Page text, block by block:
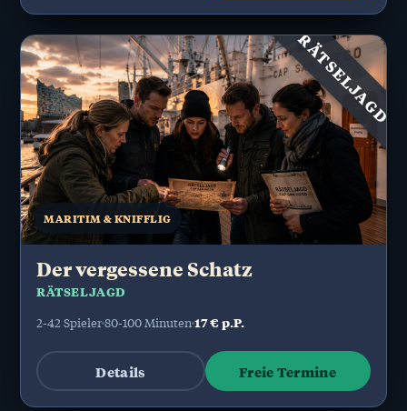
RÄTSELJAGD
MARITIM & KNIFFLIG
Der vergessene Schatz
RÄTSELJAGD
2-42 Spieler80-100 Minuten17 € p.P.
Details Freie Termine